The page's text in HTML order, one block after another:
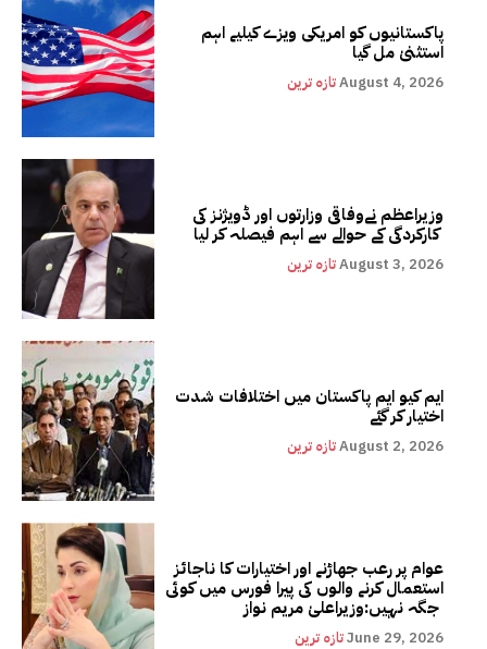
پاکستانیوں کو امریکی ویزے کیلیے اہم
استثنیٰ مل گیا
تازہ ترینAugust 4, 2026
وزیراعظم نےوفاقی وزارتوں اور ڈویژنز کی
کارکردگی کے حوالے سے اہم فیصلہ کر لیا
تازہ ترینAugust 3, 2026
ایم کیو ایم پاکستان میں اختلافات شدت
اختیار کر گئے
تازہ ترینAugust 2, 2026
عوام پر رعب جھاڑنے اور اختیارات کا ناجائز
استعمال کرنے والوں کی پیرا فورس میں کوئی
تازہ ترینJune 29, 2026